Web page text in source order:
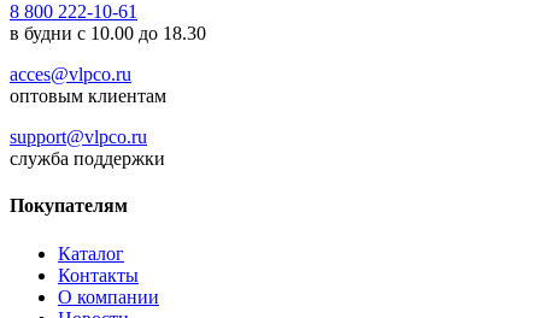
8 800 222-10-61
в будни с 10.00 до 18.30
acces@vlpco.ru
оптовым клиентам
support@vlpco.ru
служба поддержки
Покупателям
Каталог
Контакты
О компании